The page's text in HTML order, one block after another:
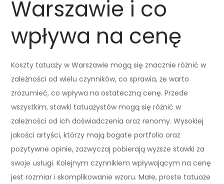
Warszawie i co
wpływa na cenę
Koszty tatuaży w Warszawie mogą się znacznie różnić w
zależności od wielu czynników, co sprawia, że warto
zrozumieć, co wpływa na ostateczną cenę. Przede
wszystkim, stawki tatuażystów mogą się różnić w
zależności od ich doświadczenia oraz renomy. Wysokiej
jakości artyści, którzy mają bogate portfolio oraz
pozytywne opinie, zazwyczaj pobierają wyższe stawki za
swoje usługi. Kolejnym czynnikiem wpływającym na cenę
jest rozmiar i skomplikowanie wzoru. Małe, proste tatuaże